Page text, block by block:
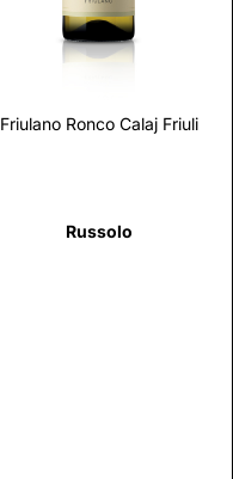
Friulano Ronco Calaj Friuli
Russolo